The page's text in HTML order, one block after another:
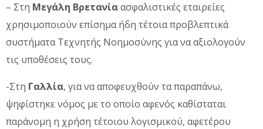
– Στη Μεγάλη Βρετανίαασφαλιστικές εταιρείες
χρησιμοποιούν επίσημα ήδη τέτοια προβλεπτικά
συστήματα Τεχνητής Νοημοσύνης για να αξιολογούν
τις υποθέσεις τους.
-Στη Γαλλία, για να αποφευχθούν τα παραπάνω,
ψηφίστηκε νόμος με το οποίο αφενός καθίσταται
παράνομη η χρήση τέτοιου λογισμικού, αφετέρου